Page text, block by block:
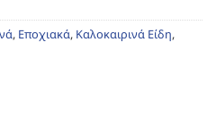
, Εποχιακά, Καλοκαιρινά Είδη,